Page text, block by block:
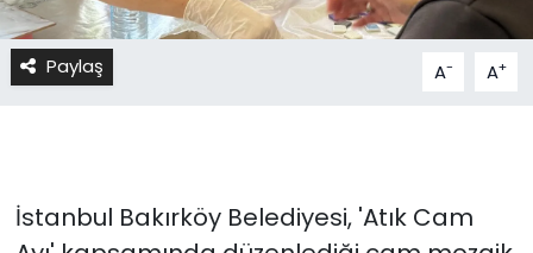
Paylaş A- A+
İstanbul Bakırköy Belediyesi, 'Atık Cam